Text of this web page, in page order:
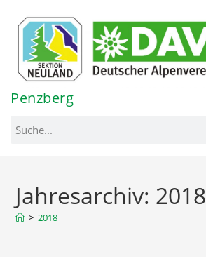
springen
Penzberg
Jahresarchiv: 2018
> 2018